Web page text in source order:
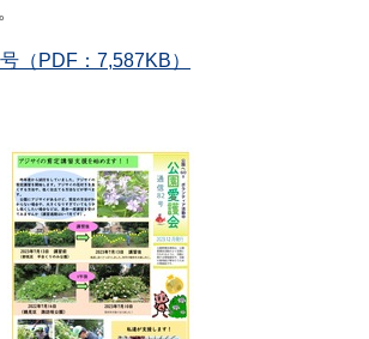
（PDF：7,587KB）